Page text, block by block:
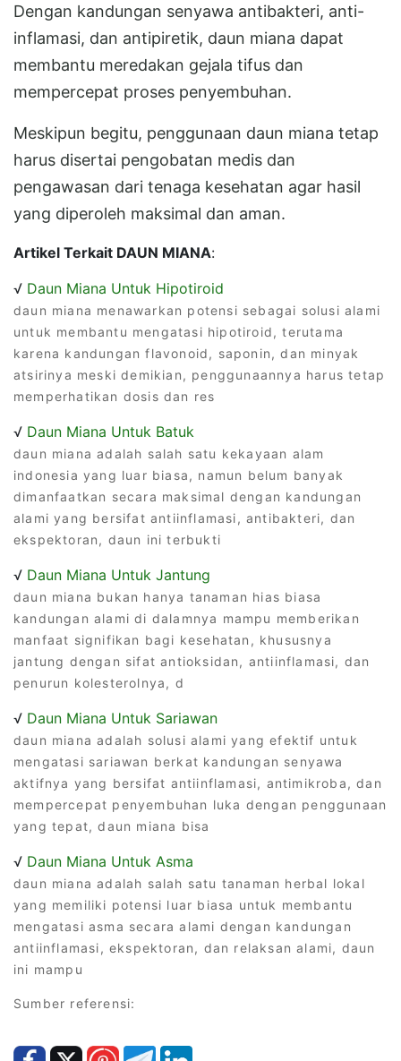
Dengan kandungan senyawa antibakteri, anti-
inflamasi, dan antipiretik, daun miana dapat
membantu meredakan gejala tifus dan
mempercepat proses penyembuhan.
Meskipun begitu, penggunaan daun miana tetap
harus disertai pengobatan medis dan
pengawasan dari tenaga kesehatan agar hasil
yang diperoleh maksimal dan aman.
Artikel Terkait DAUN MIANA:
√ Daun Miana Untuk Hipotiroid
daun miana menawarkan potensi sebagai solusi alami
untuk membantu mengatasi hipotiroid, terutama
karena kandungan flavonoid, saponin, dan minyak
atsirinya meski demikian, penggunaannya harus tetap
memperhatikan dosis dan res
√ Daun Miana Untuk Batuk
daun miana adalah salah satu kekayaan alam
indonesia yang luar biasa, namun belum banyak
dimanfaatkan secara maksimal dengan kandungan
alami yang bersifat antiinflamasi, antibakteri, dan
ekspektoran, daun ini terbukti
√ Daun Miana Untuk Jantung
daun miana bukan hanya tanaman hias biasa
kandungan alami di dalamnya mampu memberikan
manfaat signifikan bagi kesehatan, khususnya
jantung dengan sifat antioksidan, antiinflamasi, dan
penurun kolesterolnya, d
√ Daun Miana Untuk Sariawan
daun miana adalah solusi alami yang efektif untuk
mengatasi sariawan berkat kandungan senyawa
aktifnya yang bersifat antiinflamasi, antimikroba, dan
mempercepat penyembuhan luka dengan penggunaan
yang tepat, daun miana bisa
√ Daun Miana Untuk Asma
daun miana adalah salah satu tanaman herbal lokal
yang memiliki potensi luar biasa untuk membantu
mengatasi asma secara alami dengan kandungan
antiinflamasi, ekspektoran, dan relaksan alami, daun
ini mampu
Sumber referensi: